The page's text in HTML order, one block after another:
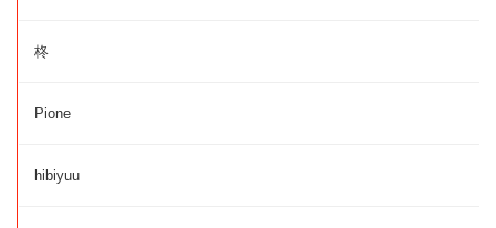
柊
Pione
hibiyuu